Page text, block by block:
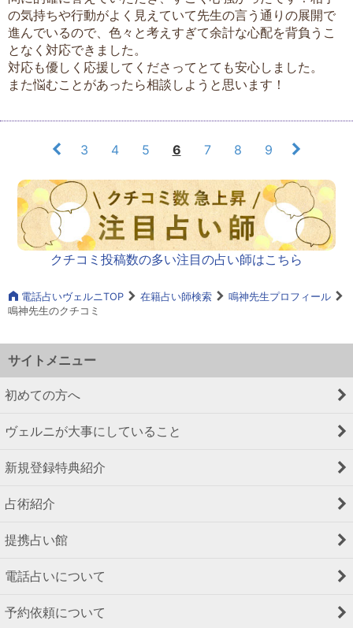
の気持ちや行動がよく見えていて先生の言う通りの展開で
進んでいるので、色々と考えすぎて余計な心配を背負うこ
となく対応できました。
対応も優しく応援してくださってとても安心しました。
また悩むことがあったら相談しようと思います！
3 4 5 6 7 8 9
クチコミ投稿数の多い注目の占い師はこちら
電話占いヴェルニTOP 在籍占い師検索
鳴神先生プロフィール
鳴神先生のクチコミ
サイトメニュー
初めての方へ
ヴェルニが大事にしていること
新規登録特典紹介
占術紹介
提携占い館
電話占いについて
予約依頼について